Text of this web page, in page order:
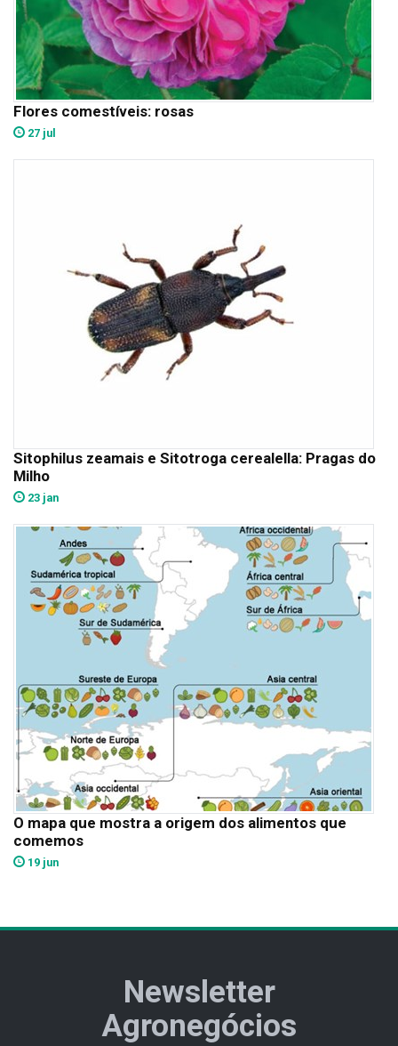
Flores comestíveis: rosas
27 jul
Sitophilus zeamais e Sitotroga cerealella: Pragas do
Milho
23 jan
O mapa que mostra a origem dos alimentos que
comemos
19 jun
Newsletter
Agronegócios